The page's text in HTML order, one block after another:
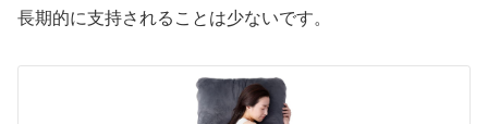
長期的に支持されることは少ないです。